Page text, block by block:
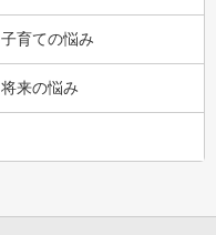
子育ての悩み
将来の悩み